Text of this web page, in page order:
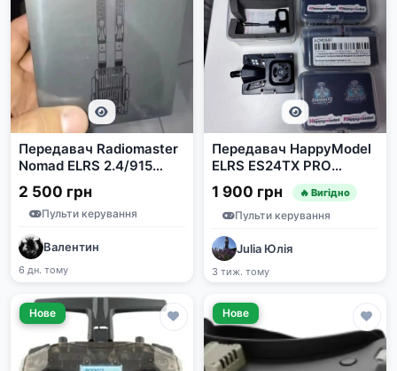
Передавач Radiomaster
Nomad ELRS 2.4/915
Gemini
2 500 грн
Пульти керування
Валентин
6 дн. тому
Передавач HappyModel
ELRS ES24TX PRO
2.4GHz 1W
1 900 грн 🔥 Вигідно
Пульти керування
Julia Юлія
3 тиж. тому
Нове Нове